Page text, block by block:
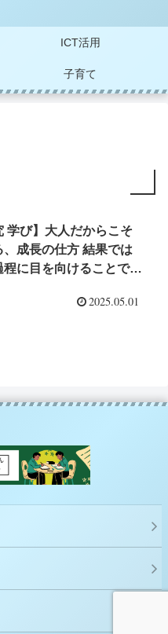
ICT活用
子育て
学び】大人だからこそ
、成長の仕方 結果では
程に目を向けることで力
スティーブン・R・コヴ
2025.05.01